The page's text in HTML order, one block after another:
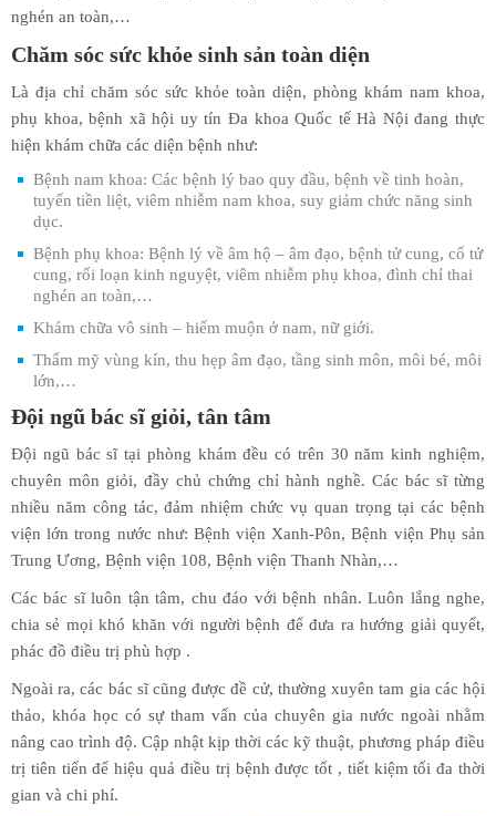
nghén an toàn,…
Chăm sóc sức khỏe sinh sản toàn diện
Là địa chỉ chăm sóc sức khỏe toàn diện, phòng khám nam khoa,
phụ khoa, bệnh xã hội uy tín Đa khoa Quốc tế Hà Nội đang thực
hiện khám chữa các diện bệnh như:
Bệnh nam khoa: Các bệnh lý bao quy đầu, bệnh về tinh hoàn,
tuyến tiền liệt, viêm nhiễm nam khoa, suy giảm chức năng sinh
dục.
Bệnh phụ khoa: Bệnh lý về âm hộ – âm đạo, bệnh tử cung, cổ tử
cung, rối loạn kinh nguyệt, viêm nhiễm phụ khoa, đình chỉ thai
nghén an toàn,…
Khám chữa vô sinh – hiếm muộn ở nam, nữ giới.
Thẩm mỹ vùng kín, thu hẹp âm đạo, tầng sinh môn, môi bé, môi
lớn,…
Đội ngũ bác sĩ giỏi, tân tâm
Đội ngũ bác sĩ tại phòng khám đều có trên 30 năm kinh nghiệm,
chuyên môn giỏi, đầy chủ chứng chỉ hành nghề. Các bác sĩ từng
nhiều năm công tác, đảm nhiệm chức vụ quan trọng tại các bệnh
viện lớn trong nước như: Bệnh viện Xanh-Pôn, Bệnh viện Phụ sản
Trung Ương, Bệnh viện 108, Bệnh viện Thanh Nhàn,…
Các bác sĩ luôn tận tâm, chu đáo với bệnh nhân. Luôn lắng nghe,
chia sẻ mọi khó khăn với người bệnh để đưa ra hướng giải quyết,
phác đồ điều trị phù hợp .
Ngoài ra, các bác sĩ cũng được đề cử, thường xuyên tam gia các hội
thảo, khóa học có sự tham vấn của chuyên gia nước ngoài nhằm
nâng cao trình độ. Cập nhật kịp thời các kỹ thuật, phương pháp điều
trị tiên tiến để hiệu quả điều trị bệnh được tốt , tiết kiệm tối đa thời
gian và chi phí.